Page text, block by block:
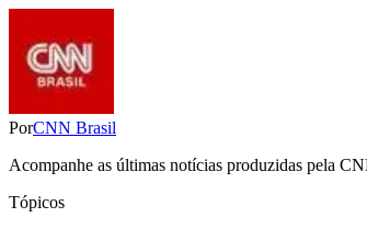
PorCNN Brasil
Acompanhe as últimas notícias produzidas pela
Tópicos